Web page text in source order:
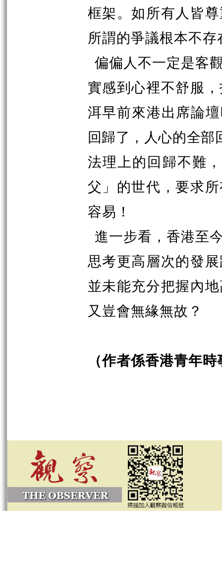
框架。如所有人皆
所謂的爭議根本不
偏偏人不一定是客
實感到心裡不舒服
洱早前來港出席論
回歸了，人心的全
法理上的回歸不難，
父」的世代，要求
容易！
進一步看，香港至
思考更高層次的發
並未能充分把握內
又豈會無緣無故？
（作者係香港青年